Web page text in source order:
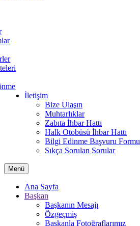
İletişim
Bize Ulaşın
Muhtarlıklar
Zabıta İhbar Hattı
Halk Otobüsü İhbar Hattı
Bilgi Edinme Başvuru Formu
Sıkça Sorulan Sorular
Menü
Ana Sayfa
Başkan
Başkanın Mesajı
Özgeçmiş
Başkanla Fotoğraflarımız